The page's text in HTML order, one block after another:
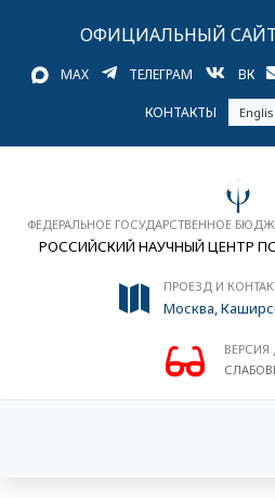
ОФИЦИАЛЬНЫЙ
MAX ТЕЛЕГРАМ ВК
КОНТАКТЫ
ФЕДЕРАЛЬНОЕ ГОСУДАРСТВЕННОЕ
РОССИЙСКИЙ НАУЧНЫЙ ЦЕНТР
ПРОЕЗД И
Москва,
ВЕРСИЯ